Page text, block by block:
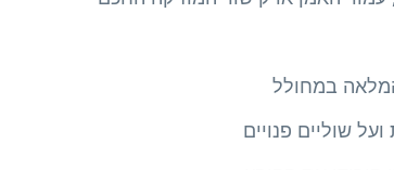
שוליים פנויים